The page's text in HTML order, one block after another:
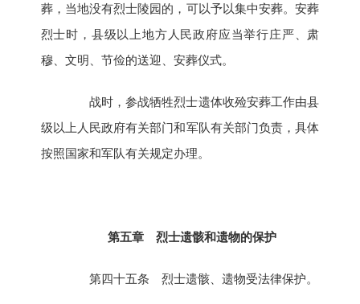
葬，当地没有烈士陵园的，可以予以集中安葬。安葬
烈士时，县级以上地方人民政府应当举行庄严、肃
穆、文明、节俭的送迎、安葬仪式。
战时，参战牺牲烈士遗体收殓安葬工作由县
级以上人民政府有关部门和军队有关部门负责，具体
按照国家和军队有关规定办理。
第五章 烈士遗骸和遗物的保护
第四十五条 烈士遗骸、遗物受法律保护。